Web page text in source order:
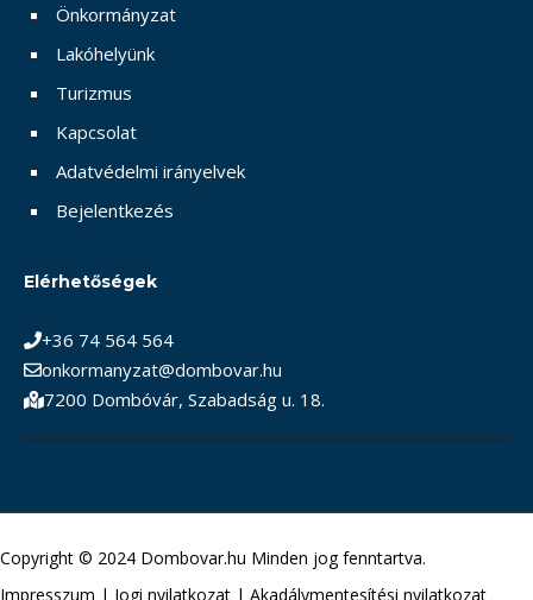
Önkormányzat
Lakóhelyünk
Turizmus
Kapcsolat
Adatvédelmi irányelvek
Bejelentkezés
Elérhetőségek
+36 74 564 564
onkormanyzat@dombovar.hu
7200 Dombóvár, Szabadság u. 18.
Copyright © 2024 Dombovar.hu Minden jog fenntartva.
Impresszum | Jogi nyilatkozat | Akadálymentesítési nyilatkozat